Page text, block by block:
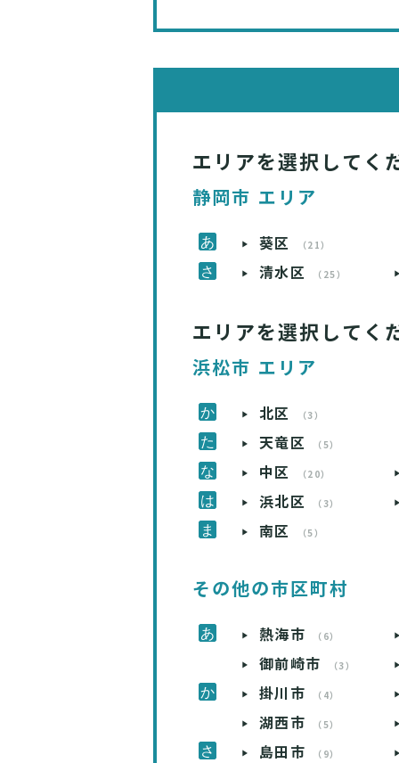
エリアを選択してく
静岡市 エリア
葵区 （21）
清水区 （25）
エリアを選択してく
浜松市 エリア
北区 （3）
天竜区 （5）
中区 （20）
浜北区 （3）
南区 （5）
その他の市区町村
熱海市 （6）
御前崎市 （3）
掛川市 （4）
湖西市 （5）
島田市 （9）